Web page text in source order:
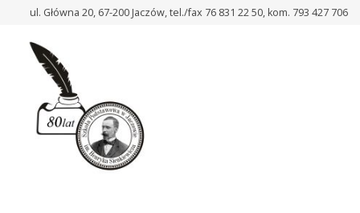
bezpieczeństwa,
cyberbezpieczeństwa,
ratownictwa
pierwszej
ul. Główna 20, 67-200 Jaczów, tel./fax 76 831 22 50, kom. 793 427 706